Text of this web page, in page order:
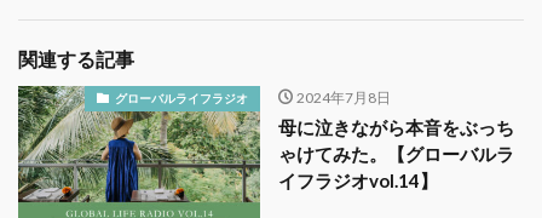
関連する記事
グローバルライフラジオ 2024年7月8日
母に泣きながら本音をぶっち
ゃけてみた。【グローバルラ
イフラジオvol.14】